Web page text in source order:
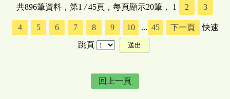
共896筆資料，第1 /45頁，每頁顯示20筆， 1 2 3
4 5 6 7 8 9 10 ... 45 下一頁
快速
跳頁
回上一頁